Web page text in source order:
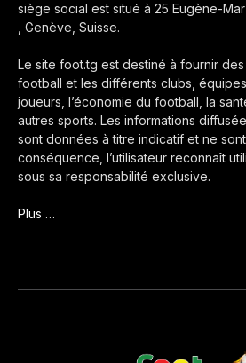
siège social est situé à 25 Eugène-
, Genève, Suisse.
Le site foot.tg est destiné à fournir
football et les différents clubs,
joueurs, l’économie du football, la
autres sports. Les informations
sont données à titre indicatif et ne
conséquence, l’utilisateur reconnaît
sous sa responsabilité exclusive.
Plus …